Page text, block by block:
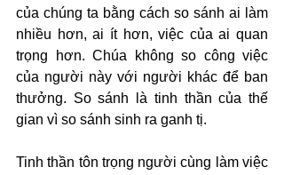
của chúng ta bằng cách so sánh ai làm
nhiều hơn, ai ít hơn, việc của ai quan
trọng hơn. Chúa không so công việc
của người này với người khác để ban
thưởng. So sánh là tinh thần của thế
gian vì so sánh sinh ra ganh tị.
Tinh thần tôn trọng người cùng làm việc